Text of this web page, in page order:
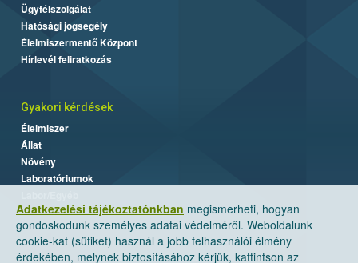
Adatkezelési tájékoztatónkban megismerheti, hogyan
gondoskodunk személyes adatai védelméről. Weboldalunk
cookie-kat (sütiket) használ a jobb felhasználói élmény
érdekében, melynek biztosításához kérjük, kattintson az
Ügyfélszolgálat
Hatósági jogsegély
Élelmiszermentő Központ
Hírlevél feliratkozás
Gyakori kérdések
Élelmiszer
Állat
Növény
Laboratóriumok